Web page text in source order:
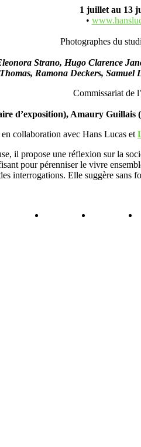
1 juillet au 13
•
Photographes du
Strano, Hugo Clarence
Ramona Deckers, Samuel
Commissariat de
d’exposition), Amaury
collaboration avec Hans Lucas et
il propose une réflexion sur la
pour pérenniser le vivre
interrogations. Elle suggère